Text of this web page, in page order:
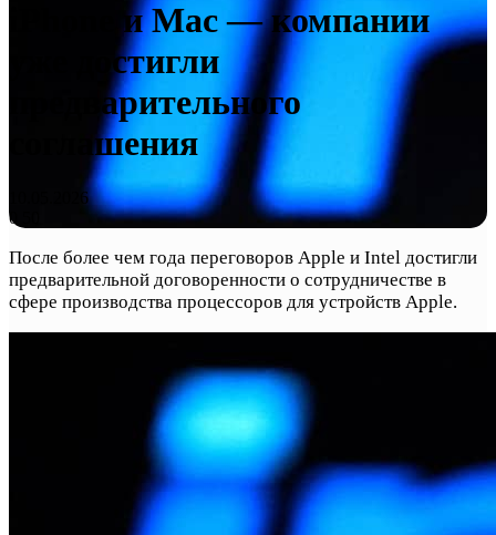
iPhone и Mac — компании
уже достигли
предварительного
соглашения
10.05.2026
0
После более чем года переговоров Apple и Intel достигли
предварительной договоренности о сотрудничестве в
сфере производства процессоров для устройств Apple.